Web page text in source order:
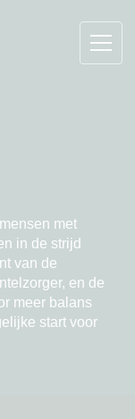
met
in de strijd
van de
en de
meer balans
start voor